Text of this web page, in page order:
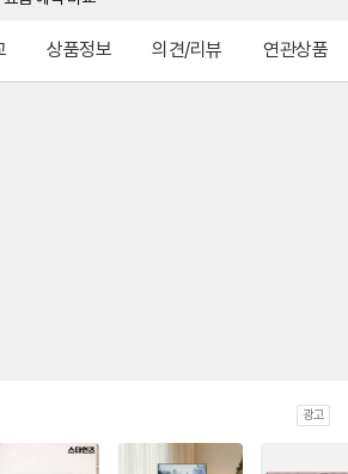
상품정보 의견/리뷰 연관상품
광고